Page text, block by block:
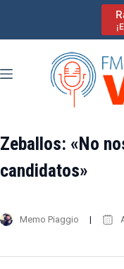
Zeballos: «No
candidatos»
Memo Piaggio